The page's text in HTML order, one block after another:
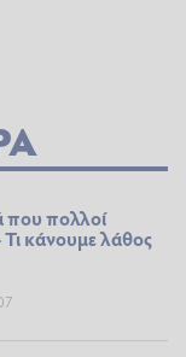
που πολλοί
κάνουμε λάθος